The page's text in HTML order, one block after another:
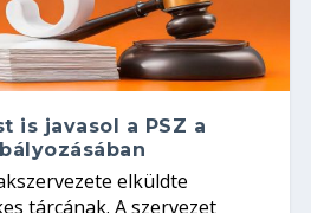
is javasol a PSZ a
elküldte
tárcának. A szervezet